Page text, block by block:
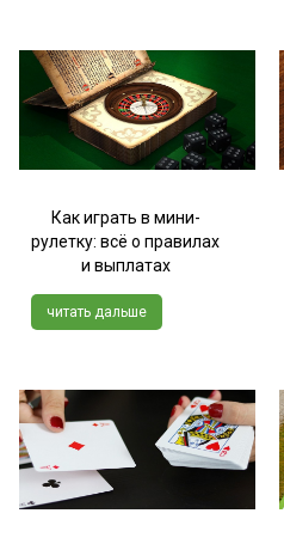
Как играть в мини-
рулетку: всё о правилах
и выплатах
читать дальше